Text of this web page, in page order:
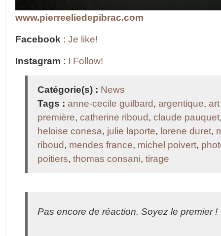
www.pierreeliedepibrac.com
Facebook : Je like!
Instagram : I Follow!
Catégorie(s) : News
Tags : anne-cecile guilbard, argentique,
première, catherine riboud, claude pauquet
heloise conesa, julie laporte, lorene duret,
riboud, mendes france, michel poivert,
poitiers, thomas consani, tirage
Pas encore de réaction. Soyez le premier !